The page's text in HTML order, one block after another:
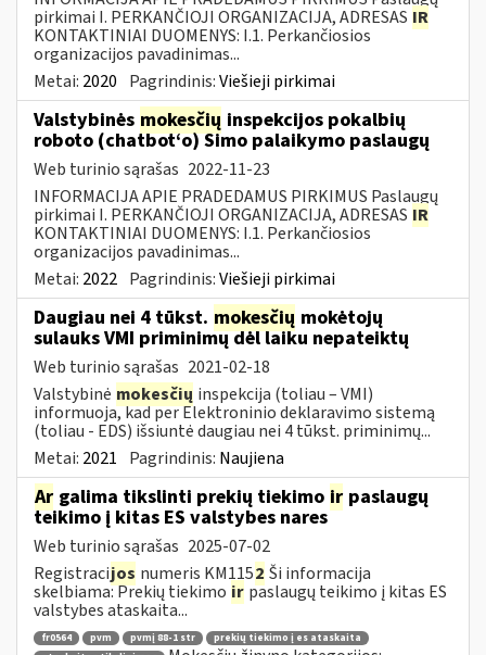
pirkimai I. PERKANČIOJI ORGANIZACIJA, ADRESAS IR
KONTAKTINIAI DUOMENYS: I.1. Perkančiosios
organizacijos pavadinimas...
Metai: 2020 Pagrindinis:Viešieji pirkimai
Valstybinės mokesčių inspekcijos pokalbių
roboto (chatbot‘o) Simo palaikymo paslaugų
Web turinio sąrašas 2022-11-23
INFORMACIJA APIE PRADEDAMUS PIRKIMUS Paslaugų
pirkimai I. PERKANČIOJI ORGANIZACIJA, ADRESAS IR
KONTAKTINIAI DUOMENYS: I.1. Perkančiosios
organizacijos pavadinimas...
Metai: 2022 Pagrindinis:Viešieji pirkimai
Daugiau nei 4 tūkst. mokesčių mokėtojų
sulauks VMI priminimų dėl laiku nepateiktų
Web turinio sąrašas 2021-02-18
Valstybinė mokesčių inspekcija (toliau – VMI)
informuoja, kad per Elektroninio deklaravimo sistemą
(toliau - EDS) išsiuntė daugiau nei 4 tūkst. priminimų...
Metai: 2021 Pagrindinis: Naujiena
Ar galima tikslinti prekių tiekimo ir paslaugų
teikimo į kitas ES valstybes nares
Web turinio sąrašas 2025-07-02
Registracijos numeris KM1152 Ši informacija
skelbiama: Prekių tiekimo ir paslaugų teikimo į kitas ES
valstybes ataskaita...
fr0564 pvm pvmį 88-1 str
prekių tiekimo į es ataskaita